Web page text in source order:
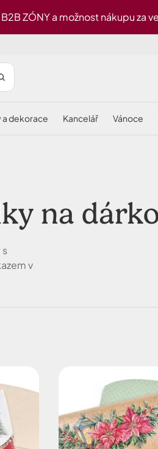
ZÓNY a možnost nákupu
a dekorace kancelář vánoce
na
s
v